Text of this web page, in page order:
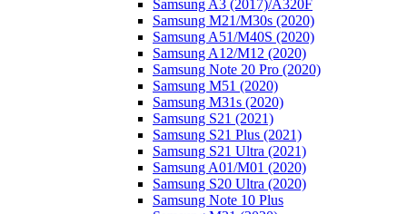
Samsung A3 (2017)/A320F
Samsung M21/M30s (2020)
Samsung A51/M40S (2020)
Samsung A12/M12 (2020)
Samsung Note 20 Pro (2020)
Samsung M51 (2020)
Samsung M31s (2020)
Samsung S21 (2021)
Samsung S21 Plus (2021)
Samsung S21 Ultra (2021)
Samsung A01/M01 (2020)
Samsung S20 Ultra (2020)
Samsung Note 10 Plus